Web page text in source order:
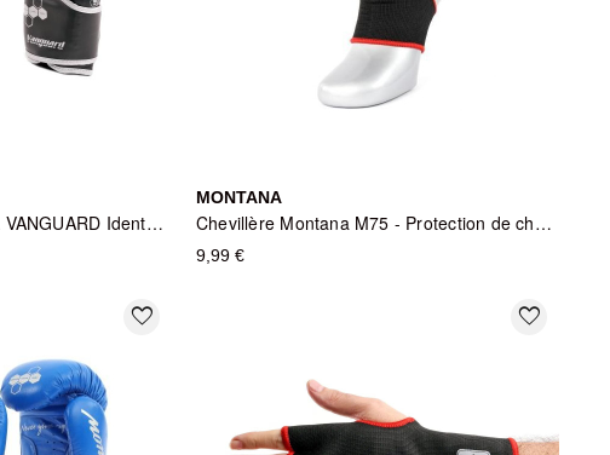
Gants de Boxe Montana VANGUARD Identity - Noir
MONTANA
Chevillère Montana M75 - Protection de cheville en coton élastique
9,99 €
favorite_border favorite_border